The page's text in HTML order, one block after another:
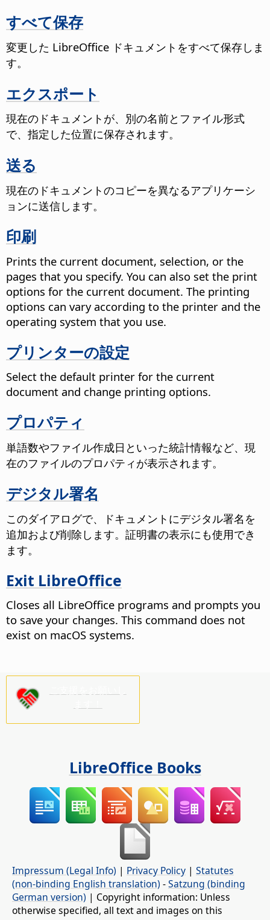
すべて保存
変更した LibreOffice ドキュメントをすべて保存しま
す。
エクスポート
現在のドキュメントが、別の名前とファイル形式
で、指定した位置に保存されます。
送る
現在のドキュメントのコピーを異なるアプリケーシ
ョンに送信します。
印刷
Prints the current document, selection, or the
pages that you specify. You can also set the print
options for the current document. The printing
options can vary according to the printer and the
operating system that you use.
プリンターの設定
Select the default printer for the current
document and change printing options.
プロパティ
単語数やファイル作成日といった統計情報など、現
在のファイルのプロパティが表示されます。
デジタル署名
このダイアログで、ドキュメントにデジタル署名を
追加および削除します。証明書の表示にも使用でき
ます。
Exit LibreOffice
Closes all LibreOffice programs and prompts you
to save your changes. This command does not
exist on macOS systems.
LibreOffice Books
Impressum (Legal Info) | Privacy Policy | Statutes
(non-binding English translation) -Satzung (binding
German version) | Copyright information: Unless
otherwise specified, all text and images on this